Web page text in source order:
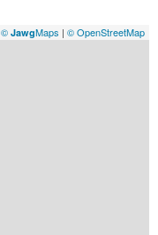
© JawgMaps | © OpenStreetMap